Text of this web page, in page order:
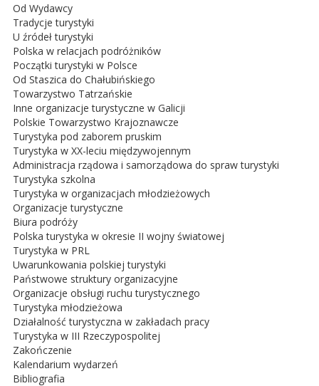
Od Wydawcy
Tradycje turystyki
U źródeł turystyki
Polska w relacjach podróżników
Początki turystyki w Polsce
Od Staszica do Chałubińskiego
Towarzystwo Tatrzańskie
Inne organizacje turystyczne w Galicji
Polskie Towarzystwo Krajoznawcze
Turystyka pod zaborem pruskim
Turystyka w XX-leciu międzywojennym
Administracja rządowa i samorządowa do spraw turystyki
Turystyka szkolna
Turystyka w organizacjach młodzieżowych
Organizacje turystyczne
Biura podróży
Polska turystyka w okresie II wojny światowej
Turystyka w PRL
Uwarunkowania polskiej turystyki
Państwowe struktury organizacyjne
Organizacje obsługi ruchu turystycznego
Turystyka młodzieżowa
Działalność turystyczna w zakładach pracy
Turystyka w III Rzeczypospolitej
Zakończenie
Kalendarium wydarzeń
Bibliografia